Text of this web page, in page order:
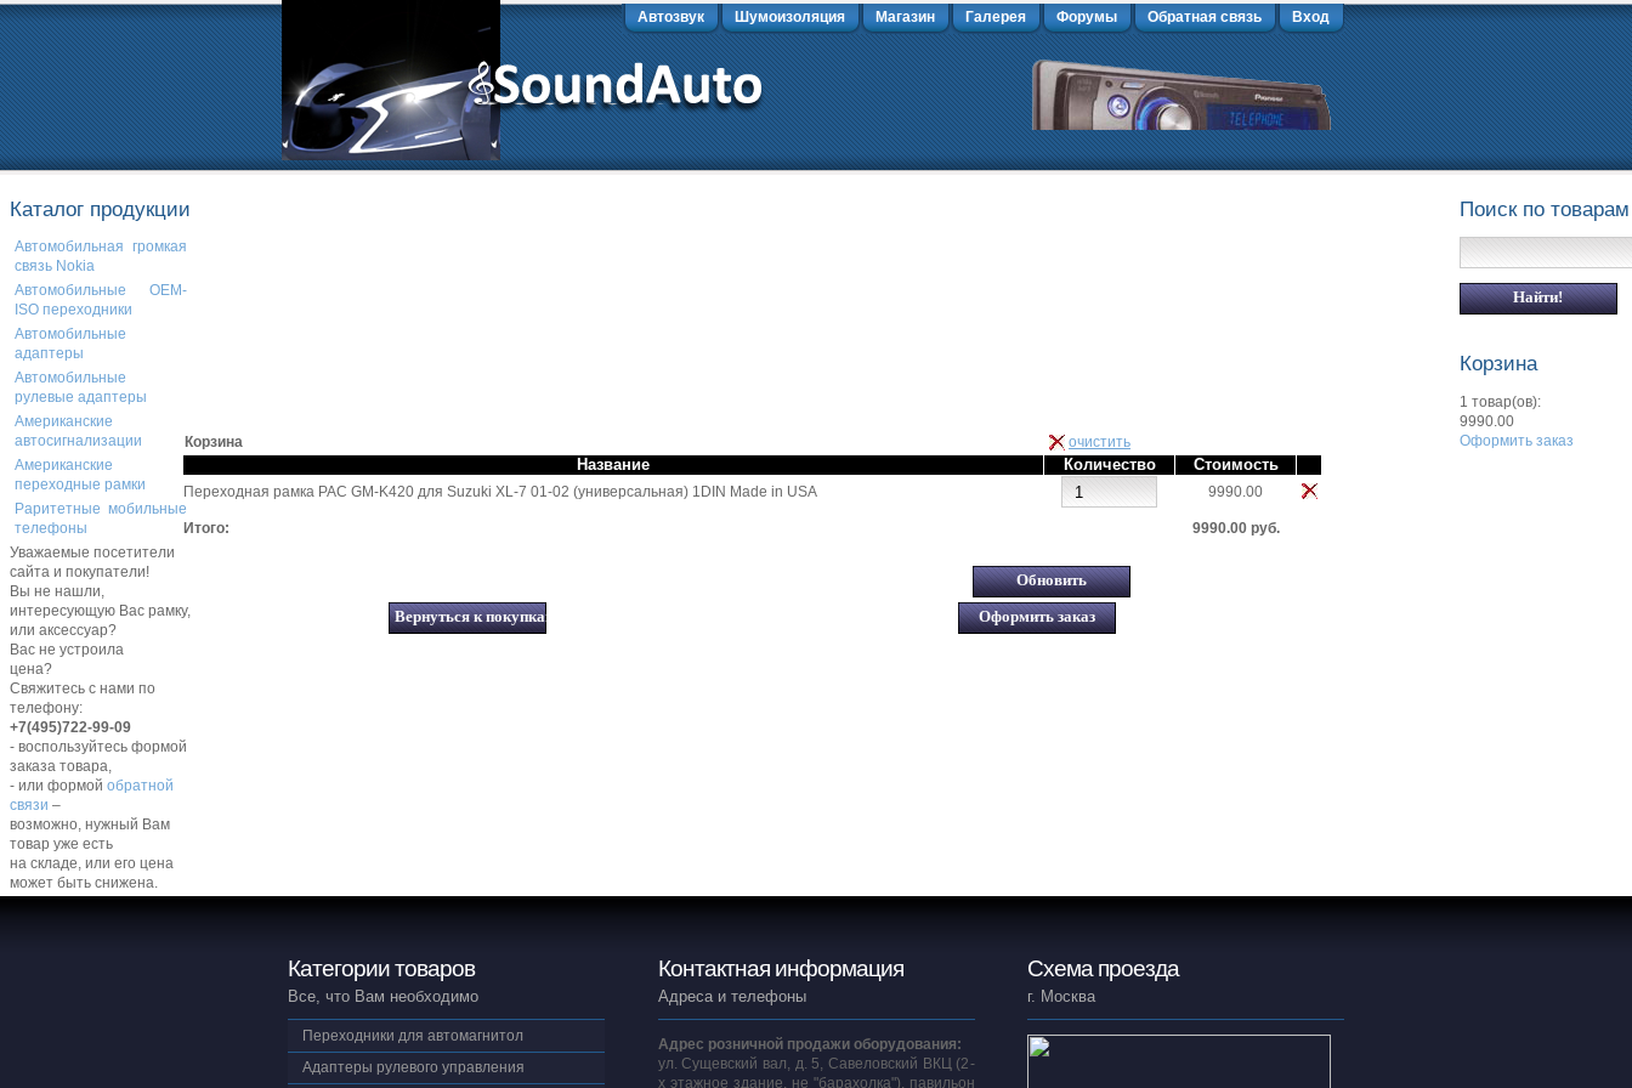
Автозвук Шумоизоляция Магазин Галерея Форумы Обратная связь Вход
Каталог продукции
Автомобильная громкая
связь Nokia
Автомобильные OEM-
ISO переходники
Автомобильные
адаптеры
Автомобильные
рулевые адаптеры
Американские
автосигнализации
Американские
переходные рамки
Раритетные мобильные
телефоны
Уважаемые посетители
сайта и покупатели!
Вы не нашли,
интересующую Вас рамку,
или аксессуар?
Вас не устроила
цена?
Свяжитесь с нами по
телефону:
+7(495)722-99-09
- воспользуйтесь формой
заказа товара,
- или формой обратной
связи –
возможно, нужный Вам
товар уже есть
на складе, или его цена
может быть снижена.
Корзина очистить
Название Количество Стоимость
Переходная рамка PAC GM-K420 для Suzuki XL-7 01-02 (универсальная) 1DIN Made in USA 9990.00
Итого: 9990.00 руб.
Поиск по товарам
Корзина
1 товар(ов):
9990.00
Оформить заказ
Категории товаров
Все, что Вам необходимо
Переходники для автомагнитол
Адаптеры рулевого управления
Контактная информация
Адреса и телефоны
Адрес розничной продажи оборудования:
ул. Сущевский вал, д. 5, Савеловский ВКЦ (2-
х этажное здание, не "барахолка"), павильон
Схема проезда
г. Москва